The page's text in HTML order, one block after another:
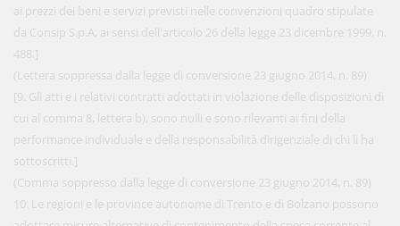
ai prezzi dei beni e servizi previsti nelle convenzioni quadro stipulate
da Consip S.p.A, ai sensi dell'articolo 26 della legge 23 dicembre 1999, n.
488.]
(Lettera soppressa dalla legge di conversione 23 giugno 2014, n. 89)
[9. Gli atti e i relativi contratti adottati in violazione delle disposizioni di
cui al comma 8, lettera b), sono nulli e sono rilevanti ai fini della
performance individuale e della responsabilità dirigenziale di chi li ha
sottoscritti.]
(Comma soppresso dalla legge di conversione 23 giugno 2014, n. 89)
10. Le regioni e le province autonome di Trento e di Bolzano possono